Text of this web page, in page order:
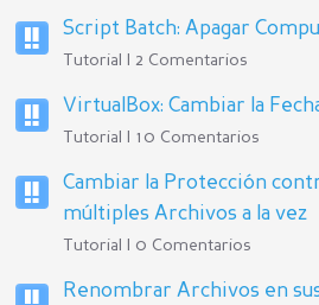
Script Batch: Apagar
Tutorial | 2 Comentarios
VirtualBox: Cambiar la
Tutorial | 10 Comentarios
Cambiar la Protección
múltiples Archivos a la vez
Tutorial | 0 Comentarios
Renombrar Archivos en